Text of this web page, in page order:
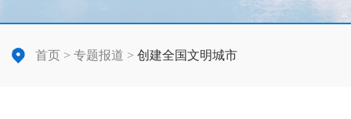
首页 > 专题报道 > 创建全国文明城市